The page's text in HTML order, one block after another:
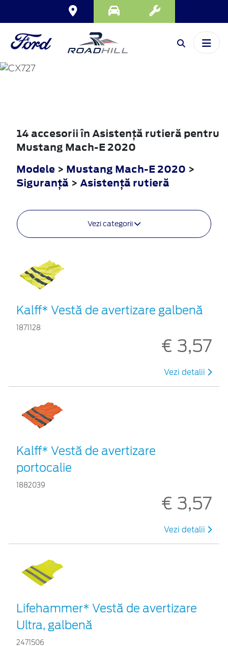
MUSTANG
MACH-E
14 accesorii în Asistenţă rutieră pentru
Mustang Mach-E 2020
Modele > Mustang Mach-E 2020 >
Siguranţă > Asistenţă rutieră
Vezi categorii
Kalff* Vestă de avertizare galbenă
1871128
€ 3,57
Vezi detalii
Kalff* Vestă de avertizare
portocalie
1882039
€ 3,57
Vezi detalii
Lifehammer* Vestă de avertizare
Ultra, galbenă
2471506